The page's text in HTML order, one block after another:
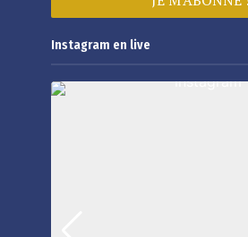
Instagram en live